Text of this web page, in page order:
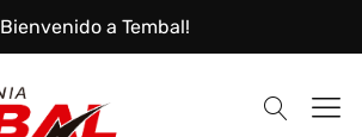
Bienvenido a Tembal!